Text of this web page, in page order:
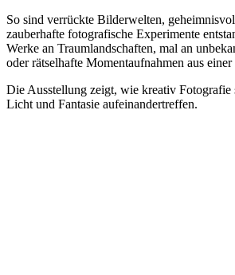
So sind verrückte Bilderwelten,
zauberhafte fotografische Experimente
Werke an Traumlandschaften, mal an
oder rätselhafte Momentaufnahmen aus
Die Ausstellung zeigt, wie kreativ Fotografie
Licht und Fantasie aufeinandertreffen.